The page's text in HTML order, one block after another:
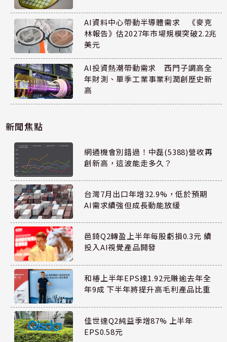
AI資料中心帶動半導體需求 《麥克
林報告》估2027年市場規模突破2.2兆
美元
AI投資熱潮帶動需求 西門子調高全
年財測、單季工業事業利潤創歷史新
高
新聞焦點
網通機會別錯過！中磊(5388)營收再
創新高，這波能走多久？
台灣7月出口年增32.9%，低於預期
AI需求續強但成長動能放緩
邑錡Q2轉盈上半年每股虧損0.3元 續
投入AI視覺產品開發
和椿上半年EPS達1.92元賺逾去年全
年9成 下半年將提升高毛利產品比重
佳世達Q2純益季增87% 上半年
EPS0.58元